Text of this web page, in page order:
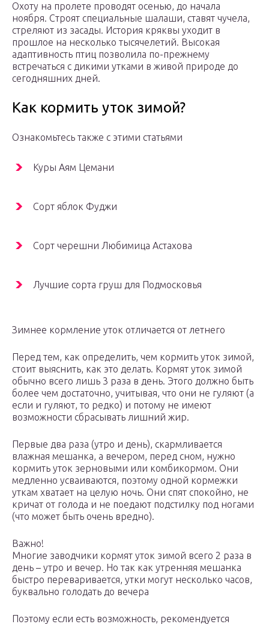
Охоту на пролете проводят осенью, до начала
ноября. Строят специальные шалаши, ставят чучела,
стреляют из засады. История кряквы уходит в
прошлое на несколько тысячелетий. Высокая
адаптивность птиц позволила по-прежнему
встречаться с дикими утками в живой природе до
сегодняшних дней.
Как кормить уток зимой?
Ознакомьтесь также с этими статьями
Куры Аям Цемани
Сорт яблок Фуджи
Сорт черешни Любимица Астахова
Лучшие сорта груш для Подмосковья
Зимнее кормление уток отличается от летнего
Перед тем, как определить, чем кормить уток зимой,
стоит выяснить, как это делать. Кормят уток зимой
обычно всего лишь 3 раза в день. Этого должно быть
более чем достаточно, учитывая, что они не гуляют (а
если и гуляют, то редко) и потому не имеют
возможности сбрасывать лишний жир.
Первые два раза (утро и день), скармливается
влажная мешанка, а вечером, перед сном, нужно
кормить уток зерновыми или комбикормом. Они
медленно усваиваются, поэтому одной кормежки
уткам хватает на целую ночь. Они спят спокойно, не
кричат от голода и не поедают подстилку под ногами
(что может быть очень вредно).
Важно!
Многие заводчики кормят уток зимой всего 2 раза в
день – утро и вечер. Но так как утренняя мешанка
быстро переваривается, утки могут несколько часов,
буквально голодать до вечера
Поэтому если есть возможность, рекомендуется